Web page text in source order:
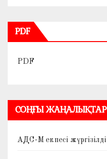
PDF
PDF
СОҢҒЫ ЖАҢАЛЫҚТАР
АДС-М екпесі жүргізілді